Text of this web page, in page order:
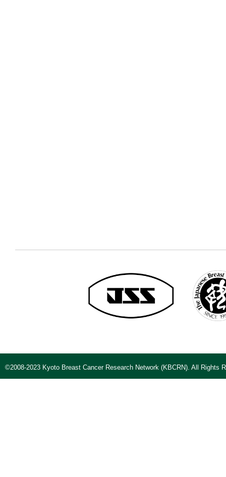
©2008-2023 Kyoto Breast Cancer Research Network (KBCRN). All Rights